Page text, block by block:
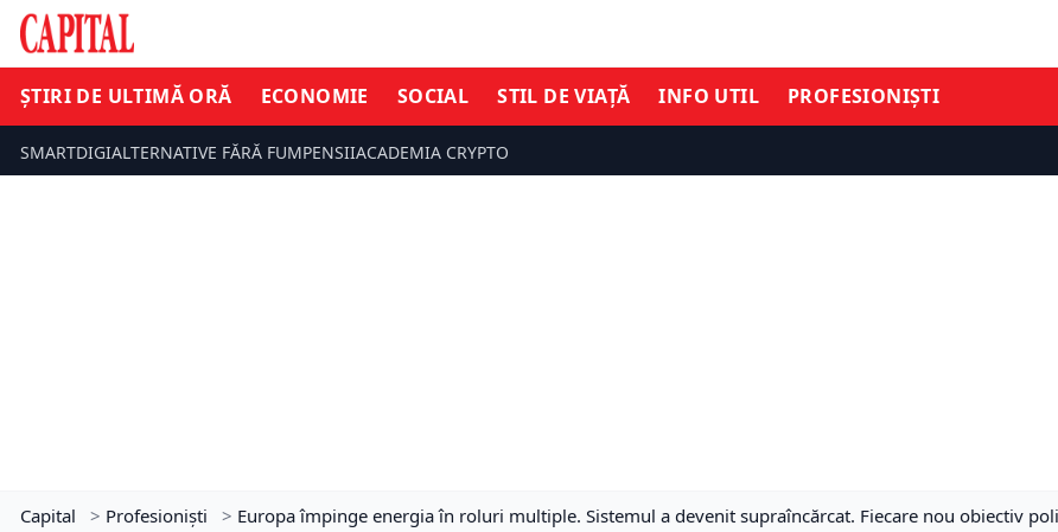
ȘTIRI DE ULTIMĂ ORĂ ECONOMIE SOCIAL STIL DE VIAȚĂ INFO UTIL PROFESIONIȘTI
SMARTDIGIALTERNATIVE FĂRĂ FUMPENSIIACADEMIA CRYPTO
Capital > Profesioniști > Europa împinge energia în roluri multiple. Sistemul a devenit supraîncărcat. Fiecare nou obiectiv